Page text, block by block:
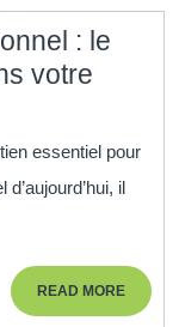
: le
votre
essentiel pour
il
READ MOREREAD
MORE